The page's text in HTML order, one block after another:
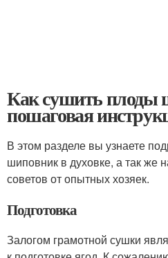
Как сушить плоды
пошаговая
В этом разделе вы узнаете
шиповник в духовке, а так же
советов от опытных хозяек.
Подготовка
Залогом грамотной сушки